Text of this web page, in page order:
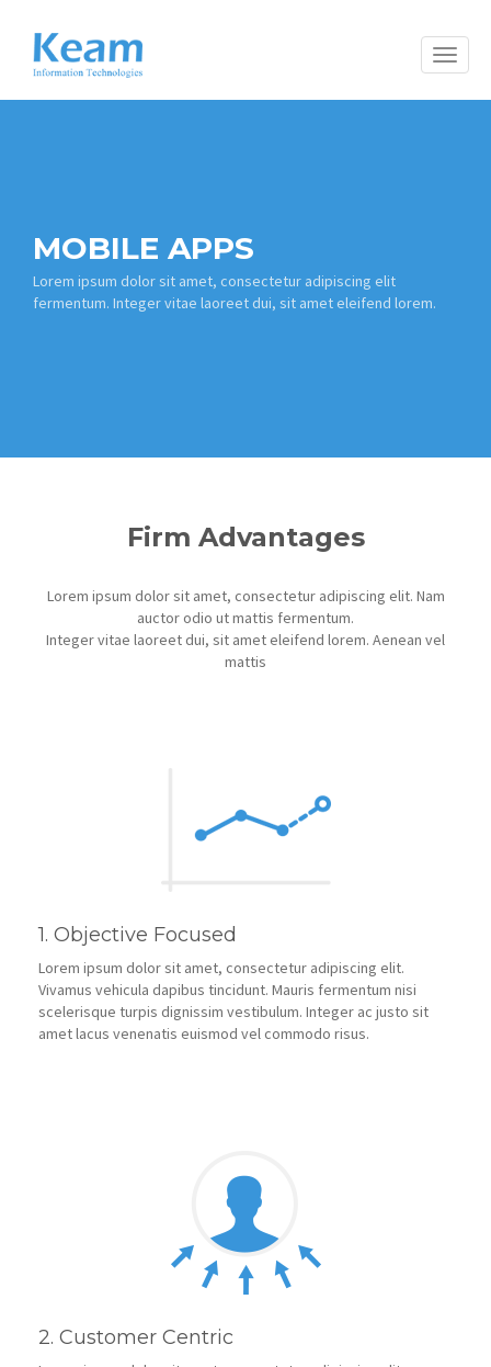
Toggle
MOBILE APPS
Lorem ipsum dolor sit amet, consectetur adipiscing elit
fermentum. Integer vitae laoreet dui, sit amet eleifend lorem.
Firm Advantages
Lorem ipsum dolor sit amet, consectetur adipiscing elit. Nam
auctor odio ut mattis fermentum.
Integer vitae laoreet dui, sit amet eleifend lorem. Aenean vel
mattis
1. Objective Focused
Lorem ipsum dolor sit amet, consectetur adipiscing elit.
Vivamus vehicula dapibus tincidunt. Mauris fermentum nisi
scelerisque turpis dignissim vestibulum. Integer ac justo sit
amet lacus venenatis euismod vel commodo risus.
2. Customer Centric